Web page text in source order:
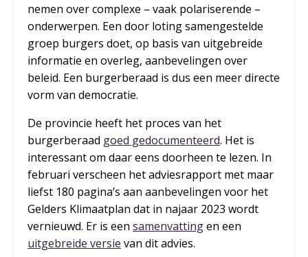
nemen over complexe – vaak polariserende –
onderwerpen. Een door loting samengestelde
groep burgers doet, op basis van uitgebreide
informatie en overleg, aanbevelingen over
beleid. Een burgerberaad is dus een meer directe
vorm van democratie.
De provincie heeft het proces van het
burgerberaad goed gedocumenteerd. Het is
interessant om daar eens doorheen te lezen. In
februari verscheen het adviesrapport met maar
liefst 180 pagina’s aan aanbevelingen voor het
Gelders Klimaatplan dat in najaar 2023 wordt
vernieuwd. Er is een samenvattingen een
uitgebreide versie van dit advies.